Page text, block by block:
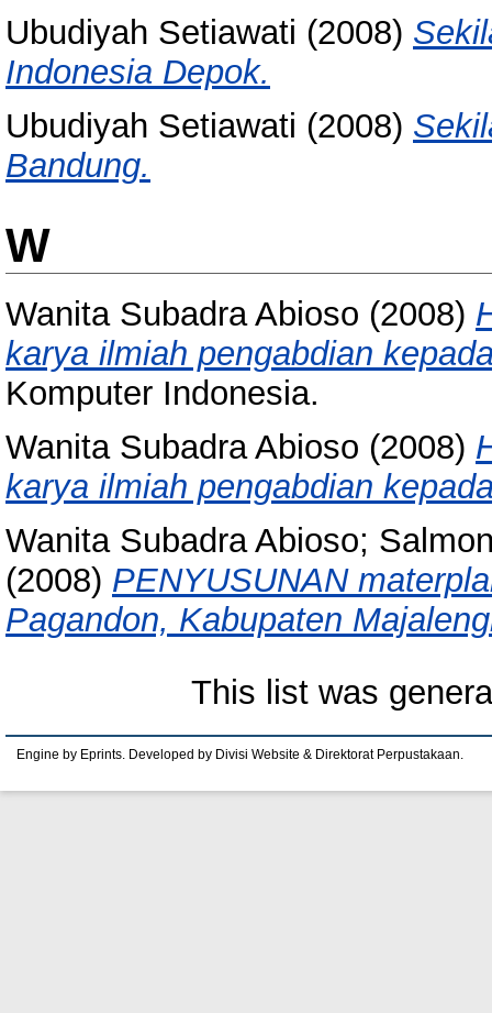
Ubudiyah Setiawati (2008)
Indonesia Depok.
Ubudiyah Setiawati (2008)
Bandung.
W
Wanita Subadra Abioso (2008)
karya ilmiah pengabdian
Komputer Indonesia.
Wanita Subadra Abioso (2008)
karya ilmiah pengabdian
Wanita Subadra Abioso;
(2008) PENYUSUNAN
Pagandon, Kabupaten
This list was
Engine by Eprints. Developed by Divisi Website & Direktorat Perpustakaan.